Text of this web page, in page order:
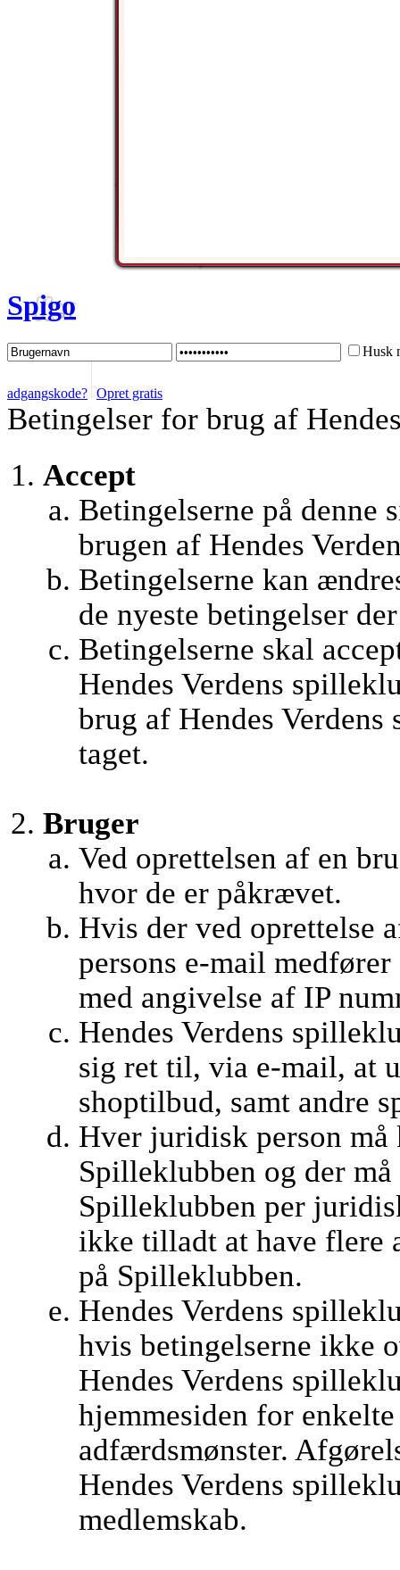
Spigo
Husk
adgangskode? Opret gratis
Betingelser for brug af
Accept
Betingelserne på denne
brugen af Hendes
Betingelserne kan
de nyeste betingelser
Betingelserne skal
Hendes Verdens
brug af Hendes
taget.
Bruger
Ved oprettelsen af en
hvor de er påkrævet.
Hvis der ved oprettelse
persons e-mail
med angivelse af IP
Hendes Verdens
sig ret til, via e-mail, at
shoptilbud, samt andre
Hver juridisk person må
Spilleklubben og der
Spilleklubben per
ikke tilladt at have flere
på Spilleklubben.
Hendes Verdens
hvis betingelserne ikke
Hendes Verdens
hjemmesiden for
adfærdsmønster.
Hendes Verdens
medlemskab.